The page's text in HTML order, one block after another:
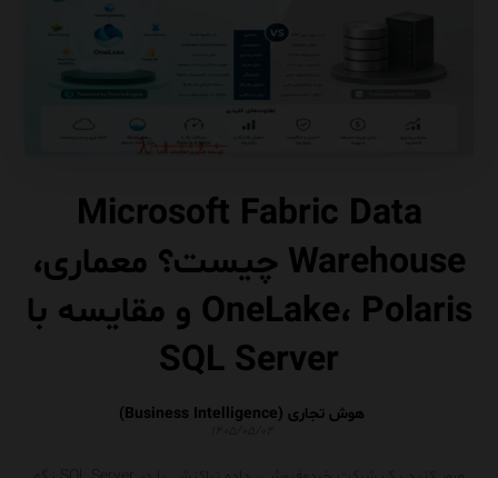
Microsoft Fabric Data
Warehouse چیست؟ معماری،
OneLake، Polaris و مقایسه با
SQL Server
هوش تجاری (Business Intelligence)